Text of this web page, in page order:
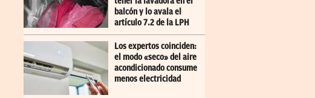
balcón y lo avala el
artículo 7.2 de la LPH
Los expertos coinciden:
el modo «seco» del aire
acondicionado consume
menos electricidad